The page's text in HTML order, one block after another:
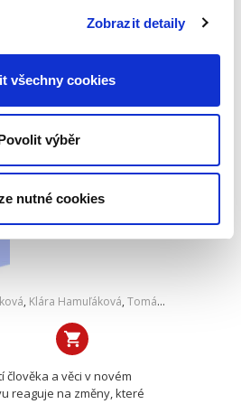
Zobrazit detaily
všechny cookies
výběr
nutné cookies
kodexu, a tím je oddělil od
praktickou i teoretickou
K pojetí člověka a
soukromém právu
, Klára Hamuľáková, Tomáš Tintěra
člověka a věci v novém
reaguje na změny, které